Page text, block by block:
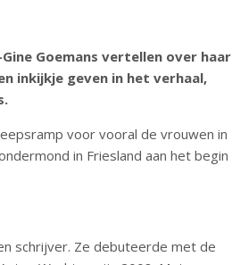
Goemans vertellen over haar
inkijkje geven in het verhaal,
voor vooral de vrouwen in
in Friesland aan het begin
schrijver. Ze debuteerde met de